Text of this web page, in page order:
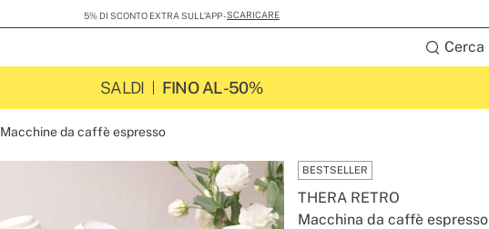
5% DI SCONTO EXTRA SULL’APP -SCARICARE
Cerca
SALDI FINO AL -50%
Macchine da caffè espresso
BESTSELLER
Macchina da caffè espresso
THERA RETRO